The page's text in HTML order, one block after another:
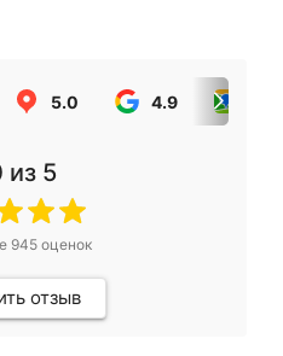
5.0 4.9
из 5
945оценок
отзыв